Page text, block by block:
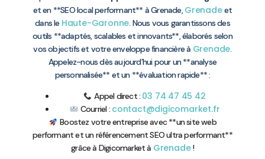
et en **SEO local performant** à Grenade,Grenadeet
dans le Haute-Garonne. Nous vous garantissons des
outils **adaptés, scalables et innovants**, élaborés selon
vos objectifs et votre enveloppe financière à Grenade.
Appelez-nous dès aujourd’hui pour un **analyse
personnalisée** et un **évaluation rapide** :
Appel direct : 03 74 47 45 42
Courriel : contact@digicomarket.fr
Boostez votre entreprise avec **un site web
performant et un référencement SEO ultra performant**
grâce à Digicomarket à Grenade!